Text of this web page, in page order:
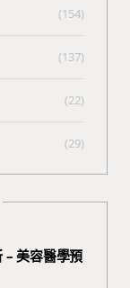
(154)
(137)
(22)
(29)
– 美容醫學預